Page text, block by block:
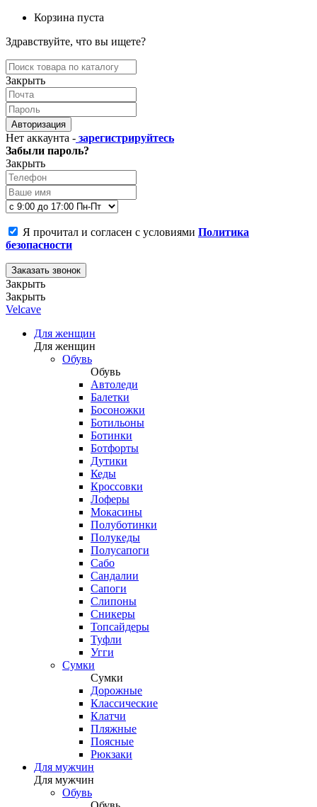
Корзина пуста
Здравствуйте, что вы ищете?
Закрыть
Авторизация
Нет аккаунта - зарегистрируйтесь
Забыли пароль?
Закрыть
Я прочитал и согласен с условиями Политика
безопасности
Заказать звонок
Закрыть
Закрыть
Velcave
Для женщин
Для женщин
Обувь
Обувь
Автоледи
Балетки
Босоножки
Ботильоны
Ботинки
Ботфорты
Дутики
Кеды
Кроссовки
Лоферы
Мокасины
Полуботинки
Полукеды
Полусапоги
Сабо
Сандалии
Сапоги
Слипоны
Сникеры
Топсайдеры
Туфли
Угги
Сумки
Сумки
Дорожные
Классические
Клатчи
Пляжные
Поясные
Рюкзаки
Для мужчин
Для мужчин
Обувь